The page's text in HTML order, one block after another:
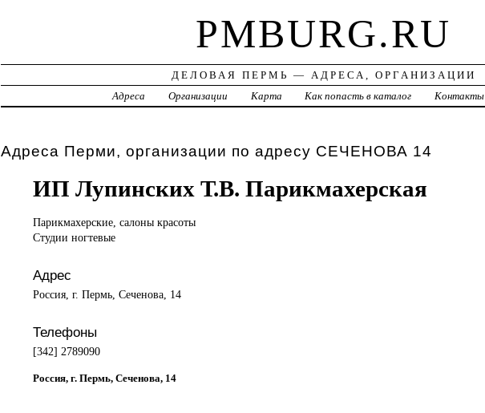
PMBURG.RU
ДЕЛОВАЯ ПЕРМЬ — АДРЕСА, ОРГАНИЗАЦИИ
Адреса
Организации Карта Как попасть в каталог Контакты
Адреса Перми, организации по адресу СЕЧЕНОВА 14
ИП Лупинских Т.В. Парикмахерская
Парикмахерские, салоны красоты
Студии ногтевые
Адрес
Россия, г. Пермь, Сеченова, 14
Телефоны
[342] 2789090
Россия, г. Пермь, Сеченова, 14